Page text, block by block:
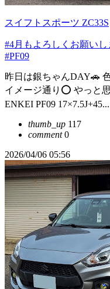
スイフトスポーツ ZC33S
#4月もよろしくお願いし
#PF09
昨日は銀ちゃんDAY🚗
イメージ通り⭕️ やっと
ENKEI PF09 17×7.5J+45...
thumb_up 117
comment0
2026/04/06 05:56